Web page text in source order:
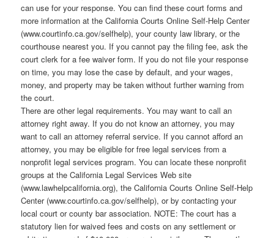
can use for your response. You can find these court forms and
more information at the California Courts Online Self-Help Center
(www.courtinfo.ca.gov/selfhelp), your county law library, or the
courthouse nearest you. If you cannot pay the filing fee, ask the
court clerk for a fee waiver form. If you do not file your response
on time, you may lose the case by default, and your wages,
money, and property may be taken without further warning from
the court.
There are other legal requirements. You may want to call an
attorney right away. If you do not know an attorney, you may
want to call an attorney referral service. If you cannot afford an
attorney, you may be eligible for free legal services from a
nonprofit legal services program. You can locate these nonprofit
groups at the California Legal Services Web site
(www.lawhelpcalifornia.org), the California Courts Online Self-Help
Center (www.courtinfo.ca.gov/selfhelp), or by contacting your
local court or county bar association. NOTE: The court has a
statutory lien for waived fees and costs on any settlement or